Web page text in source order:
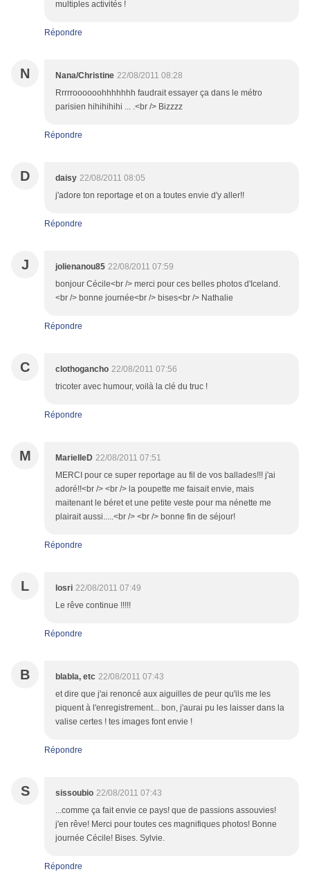
multiples activités !
Répondre
N Nana/Christine 22/08/2011 08:28
Rrrrroooooohhhhhhh faudrait essayer ça dans le métro
parisien hihihihihi ... .<br /> Bizzzz
Répondre
D daisy 22/08/2011 08:05
j'adore ton reportage et on a toutes envie d'y aller!!
Répondre
J jolienanou85 22/08/2011 07:59
bonjour Cécile<br /> merci pour ces belles photos d'Iceland.
<br /> bonne journée<br /> bises<br /> Nathalie
Répondre
C clothogancho 22/08/2011 07:56
tricoter avec humour, voilà la clé du truc !
Répondre
M MarielleD 22/08/2011 07:51
MERCI pour ce super reportage au fil de vos ballades!!! j'ai
adoré!!<br /> <br /> la poupette me faisait envie, mais
maitenant le béret et une petite veste pour ma nénette me
plairait aussi.....<br /> <br /> bonne fin de séjour!
Répondre
L losri 22/08/2011 07:49
Le rêve continue !!!!!
Répondre
B blabla, etc 22/08/2011 07:43
et dire que j'ai renoncé aux aiguilles de peur qu'ils me les
piquent à l'enregistrement... bon, j'aurai pu les laisser dans la
valise certes ! tes images font envie !
Répondre
S sissoubio 22/08/2011 07:43
...comme ça fait envie ce pays! que de passions assouvies!
j'en rêve! Merci pour toutes ces magnifiques photos! Bonne
journée Cécile! Bises. Sylvie.
Répondre